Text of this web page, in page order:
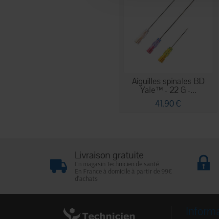
Aiguilles spinales BD
Yale™ - 22 G -...
41,90 €
Livraison gratuite
En magasin Technicien de santé
En France à domicile à partir de 99€
d'achats